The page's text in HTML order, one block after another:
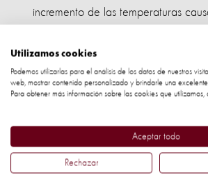
incremento de las temperaturas
granjas industriales
están
osos polares. Una manera efectiva
proteger a estos animales y tener un
animales y eligiendo más opciones
¿Te unes?
Utilizamos cookies
Podemos utilizarlas para el análisis de los datos de nuestros
web, mostrar contenido personalizado y brindarle una
Para obtener más información sobre las cookies que utilizamos,
Aceptar todo
Rechazar